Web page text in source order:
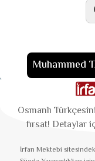
Muhammed
Osmanlı
fırsat! Detaylar
İrfan Mektebi